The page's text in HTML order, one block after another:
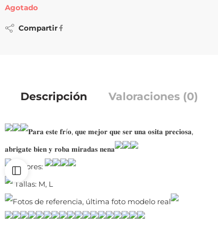
Agotado
Compartir
Descripción Valoraciones (0)
𝐏𝐚𝐫𝐚 𝐞𝐬𝐭𝐞 𝐟𝐫í𝐨, 𝐪𝐮𝐞 𝐦𝐞𝐣𝐨𝐫 𝐪𝐮𝐞 𝐬𝐞𝐫 𝐮𝐧𝐚 𝐨𝐬𝐢𝐭𝐚 𝐩𝐫𝐞𝐜𝐢𝐨𝐬𝐚,
𝐚𝐛𝐫𝐢𝐠𝐚𝐭𝐞 𝐛𝐢𝐞𝐧 𝐲 𝐫𝐨𝐛𝐚 𝐦𝐢𝐫𝐚𝐝𝐚𝐬 𝐧𝐞𝐧𝐚
Colores:
Tallas: M, L
Fotos de referencia, última foto modelo real